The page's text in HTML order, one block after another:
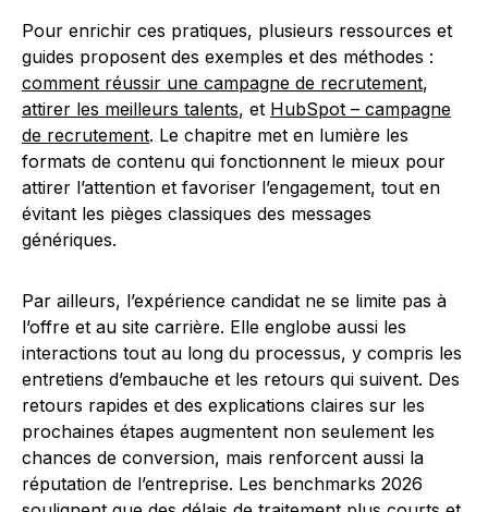
Pour enrichir ces pratiques, plusieurs ressources et
guides proposent des exemples et des méthodes :
comment réussir une campagne de recrutement,
attirer les meilleurs talents, et HubSpot – campagne
de recrutement. Le chapitre met en lumière les
formats de contenu qui fonctionnent le mieux pour
attirer l’attention et favoriser l’engagement, tout en
évitant les pièges classiques des messages
génériques.
Par ailleurs, l’expérience candidat ne se limite pas à
l’offre et au site carrière. Elle englobe aussi les
interactions tout au long du processus, y compris les
entretiens d’embauche et les retours qui suivent. Des
retours rapides et des explications claires sur les
prochaines étapes augmentent non seulement les
chances de conversion, mais renforcent aussi la
réputation de l’entreprise. Les benchmarks 2026